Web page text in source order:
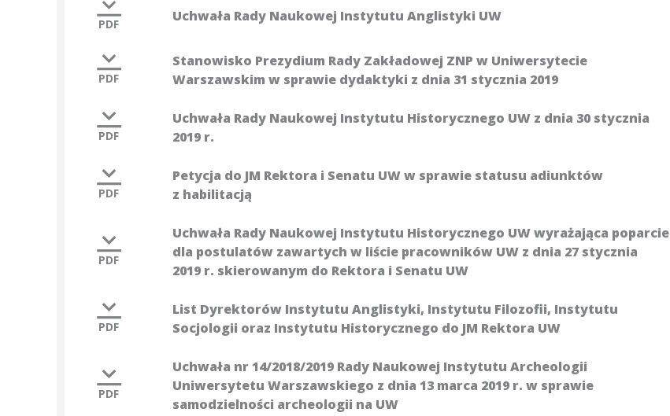
PDF Uchwała Rady Naukowej Instytutu Anglistyki UW
PDF
Stanowisko Prezydium Rady Zakładowej ZNP w Uniwersytecie
Warszawskim w sprawie dydaktyki z dnia 31 stycznia 2019
PDF
Uchwała Rady Naukowej Instytutu Historycznego UW z dnia 30 stycznia
2019 r.
PDF
Petycja do JM Rektora i Senatu UW w sprawie statusu adiunktów
z habilitacją
PDF
Uchwała Rady Naukowej Instytutu Historycznego UW wyrażająca poparcie
dla postulatów zawartych w liście pracowników UW z dnia 27 stycznia
2019 r. skierowanym do Rektora i Senatu UW
PDF
List Dyrektorów Instytutu Anglistyki, Instytutu Filozofii, Instytutu
Socjologii oraz Instytutu Historycznego do JM Rektora UW
PDF
Uchwała nr 14/2018/2019 Rady Naukowej Instytutu Archeologii
Uniwersytetu Warszawskiego z dnia 13 marca 2019 r. w sprawie
samodzielności archeologii na UW